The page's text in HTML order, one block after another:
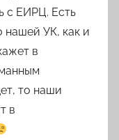
с ЕИРЦ. Есть
нашей УК, как и
в
то наши
в